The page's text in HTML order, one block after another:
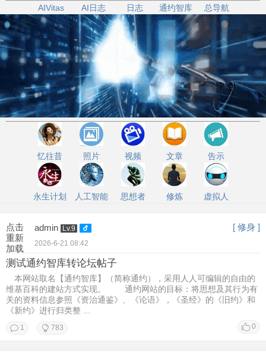
AIVitas AI日志 日志 通约智库 总导航
忆往昔 照片 视频 文章 告示
永生计划 人工智能 思想者 修炼 虚拟人
点击
重新
加载
admin Lv.9 [ 修身 ]
2026-6-21 08:42
测试通约智库转论坛帖子
本网站取名【通约智库】（简称通约），采用人人可编辑的自由的
维基百科的建站方式实现。 通约网站的目标：将思想及其行为有
关的资料信息参照《资治通鉴》、《论语》，《圣经》的《旧约》和
《新约》进行归类整 ...
0
1 783